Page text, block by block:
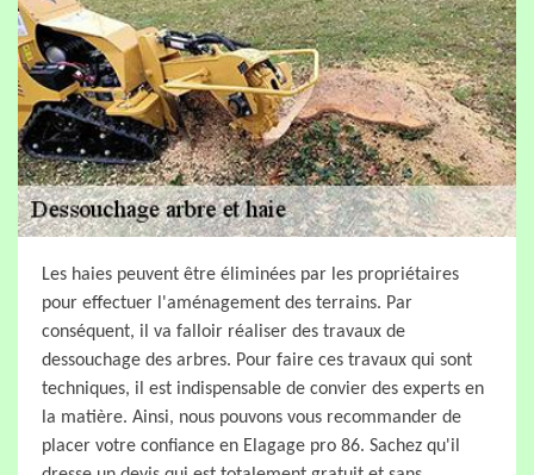
Les haies peuvent être éliminées par les propriétaires
pour effectuer l'aménagement des terrains. Par
conséquent, il va falloir réaliser des travaux de
dessouchage des arbres. Pour faire ces travaux qui sont
techniques, il est indispensable de convier des experts en
la matière. Ainsi, nous pouvons vous recommander de
placer votre confiance en Elagage pro 86. Sachez qu'il